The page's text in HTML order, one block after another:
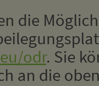
die
odr. Sie
an die